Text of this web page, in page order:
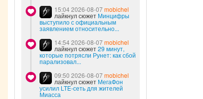
15:04 2026-08-07mobichel
лайкнул сюжет Минцифры
выступило с официальным
заявлением относительно...
14:54 2026-08-07mobichel
лайкнул сюжет29 минут,
которые потрясли Рунет: как сбой
парализовал...
09:50 2026-08-07mobichel
лайкнул сюжет МегаФон
усилил LTE-сеть для жителей
Миасса